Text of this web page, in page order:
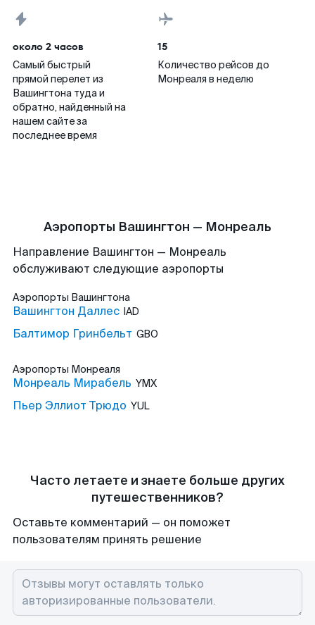
около 2 часов
Самый быстрый
прямой перелет из
Вашингтона туда и
обратно, найденный на
нашем сайте за
последнее время
15
Количество рейсов до
Монреаля в неделю
Аэропорты Вашингтон — Монреаль
Направление Вашингтон — Монреаль
обслуживают следующие аэропорты
Аэропорты Вашингтона
Вашингтон Даллес IAD
Балтимор Гринбельт GBO
Аэропорты Монреаля
Монреаль Мирабель YMX
Пьер Эллиот Трюдо YUL
Часто летаете и знаете больше других
путешественников?
Оставьте комментарий — он поможет
пользователям принять решение